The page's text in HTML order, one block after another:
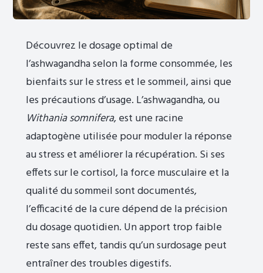
Découvrez le dosage optimal de
l’ashwagandha selon la forme consommée, les
bienfaits sur le stress et le sommeil, ainsi que
les précautions d’usage. L’ashwagandha, ou
Withania somnifera, est une racine
adaptogène utilisée pour moduler la réponse
au stress et améliorer la récupération. Si ses
effets sur le cortisol, la force musculaire et la
qualité du sommeil sont documentés,
l’efficacité de la cure dépend de la précision
du dosage quotidien. Un apport trop faible
reste sans effet, tandis qu’un surdosage peut
entraîner des troubles digestifs.